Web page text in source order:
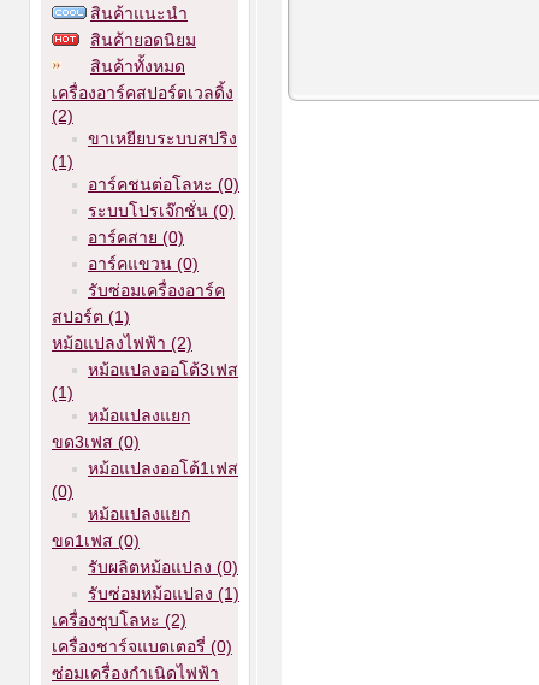
สินค้าแนะนำ
สินค้ายอดนิยม
สินค้าทั้งหมด
เครื่องอาร์คสปอร์ตเวลดิ้ง
(2)
ขาเหยียบระบบสปริง
(1)
อาร์คชนต่อโลหะ (0)
ระบบโปรเจ๊กชั่น (0)
อาร์คสาย (0)
อาร์คแขวน (0)
รับซ่อมเครื่องอาร์ค
สปอร์ต (1)
หม้อแปลงไฟฟ้า (2)
หม้อแปลงออโต้3เฟส
(1)
หม้อแปลงแยก
ขด3เฟส (0)
หม้อแปลงออโต้1เฟส
(0)
หม้อแปลงแยก
ขด1เฟส (0)
รับผลิตหม้อแปลง (0)
รับซ่อมหม้อแปลง (1)
เครื่องชุบโลหะ (2)
เครื่องชาร์จแบตเตอรี่ (0)
ซ่อมเครื่องกำเนิดไฟฟ้า